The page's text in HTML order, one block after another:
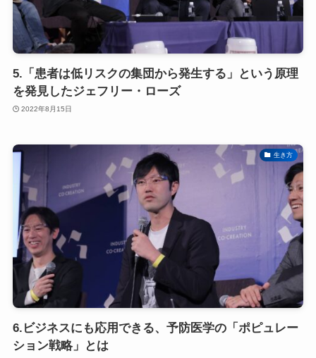
5.「患者は低リスクの集団から発生する」という原理
を発見したジェフリー・ローズ
2022年8月15日
生き方
6.ビジネスにも応用できる、予防医学の「ポピュレー
ション戦略」とは